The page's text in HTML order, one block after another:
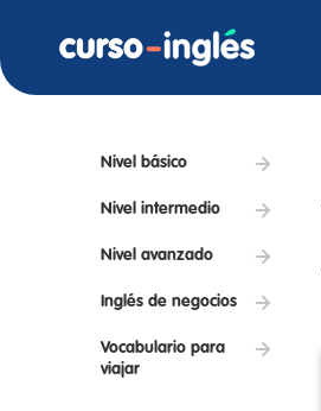
Nivel básico
Nivel intermedio
Nivel avanzado
Inglés de negocios
Vocabulario para
viajar